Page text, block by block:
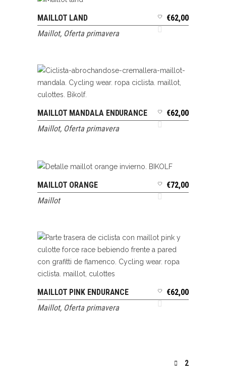
AÑADIR AL CARRITO
MAILLOT LAND €62,00
Maillot, Oferta primavera
SELECCIONAR OPCIONES
MAILLOT MANDALA ENDURANCE €62,00
Maillot, Oferta primavera
SELECCIONAR OPCIONES
MAILLOT ORANGE €72,00
Maillot
SELECCIONAR OPCIONES
MAILLOT PINK ENDURANCE €62,00
Maillot, Oferta primavera
2